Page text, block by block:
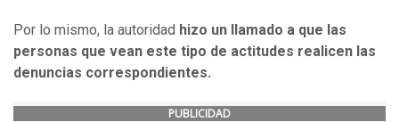
Por lo mismo, la autoridad hizo un llamado a que las
personas que vean este tipo de actitudes realicen las
denuncias correspondientes.
PUBLICIDAD